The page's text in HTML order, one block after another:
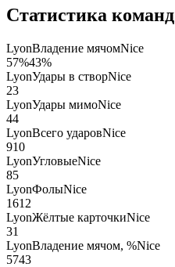
Статистика команд
LyonВладение мячомNice
57%43%
LyonУдары в створNice
23
LyonУдары мимоNice
44
LyonВсего ударовNice
910
LyonУгловыеNice
85
LyonФолыNice
1612
LyonЖёлтые карточкиNice
31
LyonВладение мячом, %Nice
5743